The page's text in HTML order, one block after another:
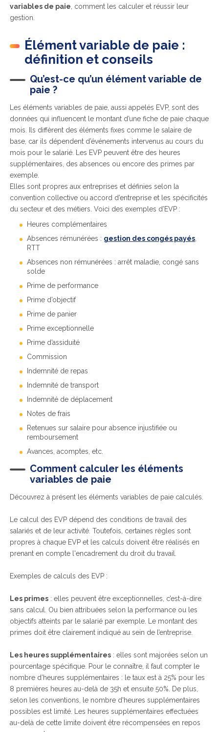
variables de paie , comment les calculer et réussir leur
gestion.
Élément variable de paie :
définition et conseils
Qu’est-ce qu’un élément variable de
paie ?
Les éléments variables de paie, aussi appelés EVP, sont des
données qui influencent le montant d’une fiche de paie chaque
mois. Ils diffèrent des éléments fixes comme le salaire de
base, car ils dépendent d’événements intervenus au cours du
mois pour le salarié. Les EVP peuvent être des heures
supplémentaires, des absences ou encore des primes par
exemple.
Elles sont propres aux entreprises et définies selon la
convention collective ou accord d’entreprise et les spécificités
du secteur et des métiers. Voici des exemples d’EVP :
Heures complémentaires
Absences rémunérées : gestion des congés payés
RTT
Absences non rémunérées : arrêt maladie, congé sans
solde
Prime de performance
Prime d’objectif
Prime de panier
Prime exceptionnelle
Prime d’assiduité
Commission
Indemnité de repas
Indemnité de transport
Indemnité de déplacement
Notes de frais
Retenues sur salaire pour absence injustifiée ou
remboursement
Avances, acomptes, etc.
Comment calculer les éléments
variables de paie
Découvrez à présent les éléments variables de paie calculés.
Le calcul des EVP dépend des conditions de travail des
salariés et de leur activité. Toutefois, certaines règles sont
propres à chaque EVP et les calculs doivent être réalisés en
prenant en compte l'encadrement du droit du travail.
Exemples de calculs des EVP :
Les primes : elles peuvent être exceptionnelles, c’est-à-dire
sans calcul. Ou bien attribuées selon la performance ou les
objectifs atteints par le salarié par exemple. Le montant des
primes doit être clairement indiqué au sein de l’entreprise.
Les heures supplémentaires : elles sont majorées selon un
pourcentage spécifique. Pour le connaître, il faut compter le
nombre d’heures supplémentaires : le taux est à 25% pour les
8 premières heures au-delà de 35h et ensuite 50%. De plus,
selon les conventions, le nombre d'heures supplémentaires
possibles est limité. Les heures supplémentaires effectuées
au-delà de cette limite doivent être récompensées en repos